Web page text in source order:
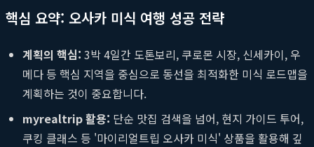
핵심 요약: 오사카 미식 여행 성공 전략
계획의 핵심: 3박 4일간 도톤보리, 쿠로몬 시장, 신세카이, 우
메다 등 핵심 지역을 중심으로 동선을 최적화한 미식 로드맵을
계획하는 것이 중요합니다.
myrealtrip 활용: 단순 맛집 검색을 넘어, 현지 가이드 투어,
쿠킹 클래스 등 '마이리얼트립 오사카 미식' 상품을 활용해 깊